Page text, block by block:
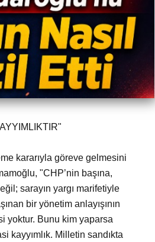
kararıyla göreve gelmesini
"CHP’nin başına,
sarayın yargı marifetiyle
bir yönetim anlayışının
yoktur. Bunu kim yaparsa
kayyımlık. Milletin sandıkta